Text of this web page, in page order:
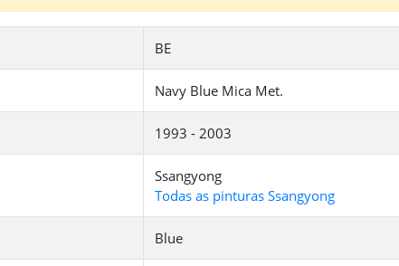
BE
Navy Blue Mica Met.
1993 - 2003
Ssangyong
Todas as pinturas Ssangyong
Blue